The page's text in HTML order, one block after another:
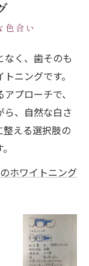
色合い
く、歯そのも
ニングです。
プローチで、
ら、自然な白さ
える選択肢の
ホワイトニング